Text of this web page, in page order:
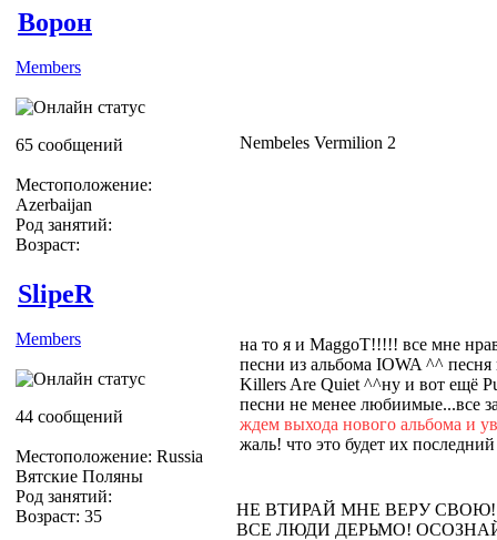
Ворон
Members
65 сообщений
Местоположение:
Azerbaijan
Род занятий:
Возраст:
Nembeles Vermilion 2
SlipeR
Members
44 сообщений
Местоположение: Russia
Вятские Поляны
Род занятий:
Возраст: 35
на то я и MaggoT!!!!! все мне
песни из альбома IOWA ^^
Killers Are Quiet ^^ну и вот ещё
песни не менее любиимые...все
ждем выхода нового альбома и
жаль! что это будет их
НЕ ВТИРАЙ МНЕ ВЕРУ СВОЮ!
ВСЕ ЛЮДИ ДЕРЬМО!